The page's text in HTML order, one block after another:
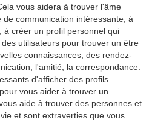
vous aidera à trouver l'âme
communication intéressante, à
à créer un profil personnel qui
utilisateurs pour trouver un être
connaissances, des rendez-
l'amitié, la correspondance.
d'afficher des profils
vous aider à trouver un
aide à trouver des personnes et
et sont extraverties que vous